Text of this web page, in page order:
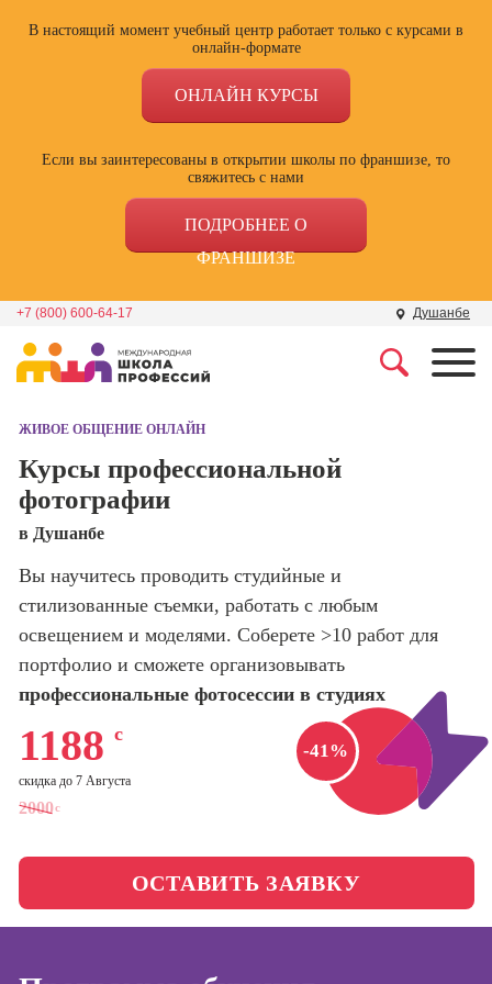
В настоящий момент учебный центр работает только с курсами в
онлайн-формате
ОНЛАЙН КУРСЫ
Если вы заинтересованы в открытии школы по франшизе, то
свяжитесь с нами
ПОДРОБНЕЕ О
ФРАНШИЗЕ
+7 (800) 600-64-17 Душанбе
Школа дизайна
Школа нейросетей и
Школа психологии
Школа бизнеса и
управления
Фотошкола
Школа медиа
Онлайн-обучение
Профессия
Интернет-
Профессия
Менеджер по
маркетингу в
социальных
сетях (SMM-
менеджер)
Специалист по
таргетингу
ЖИВОЕ ОБЩЕНИЕ ОНЛАЙН
Курсы профессиональной
фотографии
в Душанбе
Вы научитесь проводить студийные и
стилизованные съемки, работать с любым
освещением и моделями. Соберете >10 работ для
портфолио и сможете организовывать
профессиональные фотосессии в студиях
-41%
2000с
1188 с
скидка до 7 Августа
ОСТАВИТЬ ЗАЯВКУ